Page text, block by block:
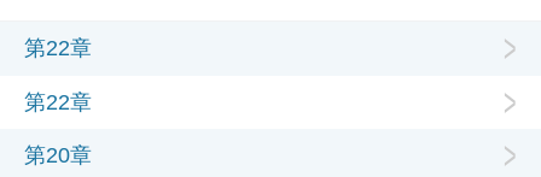
第22章
第22章
第20章